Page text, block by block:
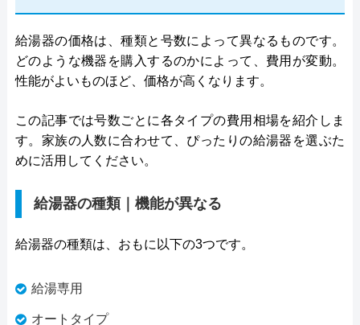
給湯器の価格は、種類と号数によって異なるものです。
どのような機器を購入するのかによって、費用が変動。
性能がよいものほど、価格が高くなります。
この記事では号数ごとに各タイプの費用相場を紹介しま
す。家族の人数に合わせて、ぴったりの給湯器を選ぶた
めに活用してください。
給湯器の種類｜機能が異なる
給湯器の種類は、おもに以下の3つです。
給湯専用
オートタイプ